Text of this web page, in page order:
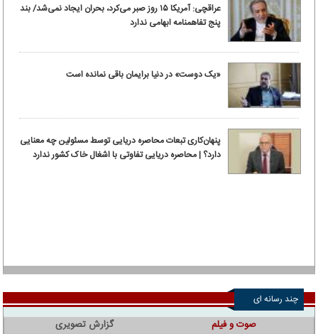
عراقچی: آمریکا ۱۵ روز صبر می‌کرد، بحران ایجاد نمی‌شد/ بند
پنج تفاهمنامه ابهامی ندارد
«یک دوست» در دنیا برایمان باقی نمانده است
پنهان‌کاری تبعات محاصره دریایی توسط مسئولین چه معنایی
دارد؟ | محاصره دریایی تفاوتی با اشغال خاک کشور ندارد
چند رسانه ای
صوت و فیلم گزارش تصویری